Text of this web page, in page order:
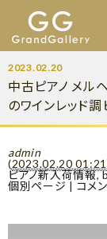
2023.02.20
中古ピアノ メル
のワインレッド調
admin
(2023.02.20 01:21
ピアノ新入荷情報,
個別ページ | コメ